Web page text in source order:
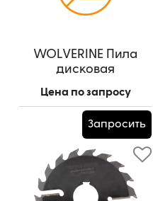
WOLVERINE Пила
дисковая
(шпон. паз 12*6 - 1 шт.)
Цена по запросу
Запросить